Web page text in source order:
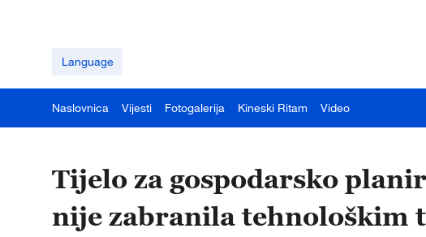
Language
Naslovnica Vijesti Fotogalerija Kineski Ritam Video
Tijelo za gospodarsko
nije zabranila tehnološkim